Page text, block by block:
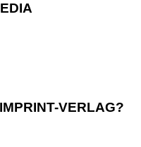
VERLAG?